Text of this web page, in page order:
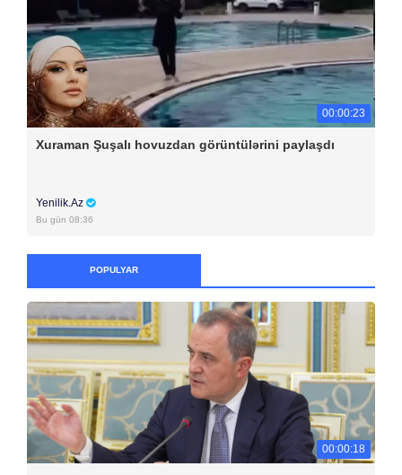
00:00:23
Xuraman Şuşalı hovuzdan görüntülərini paylaşdı
Yenilik.Az
Bu gün 08:36
POPULYAR
00:00:18